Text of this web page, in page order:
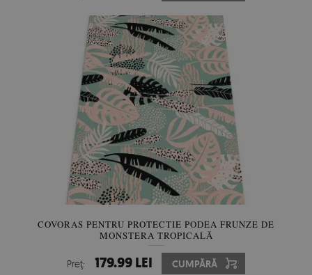
COVORAS PENTRU PROTECTIE PODEA FRUNZE DE
MONSTERA TROPICALĂ
Preţ: 179.99 LEI CUMPĂRĂ